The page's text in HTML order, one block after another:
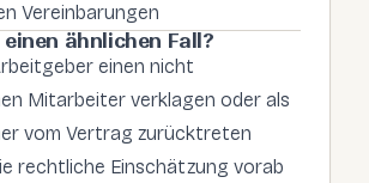
Vereinbarungen
einen ähnlichen Fall?
einen nicht
Mitarbeiter verklagen oder als
vom Vertrag zurücktreten
rechtliche Einschätzung vorab